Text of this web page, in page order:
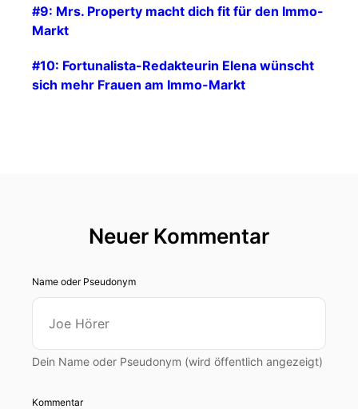
#9: Mrs. Property macht dich fit für den Immo-
Markt
#10: Fortunalista-Redakteurin Elena wünscht
sich mehr Frauen am Immo-Markt
Neuer Kommentar
Name oder Pseudonym
Dein Name oder Pseudonym (wird öffentlich angezeigt)
Kommentar